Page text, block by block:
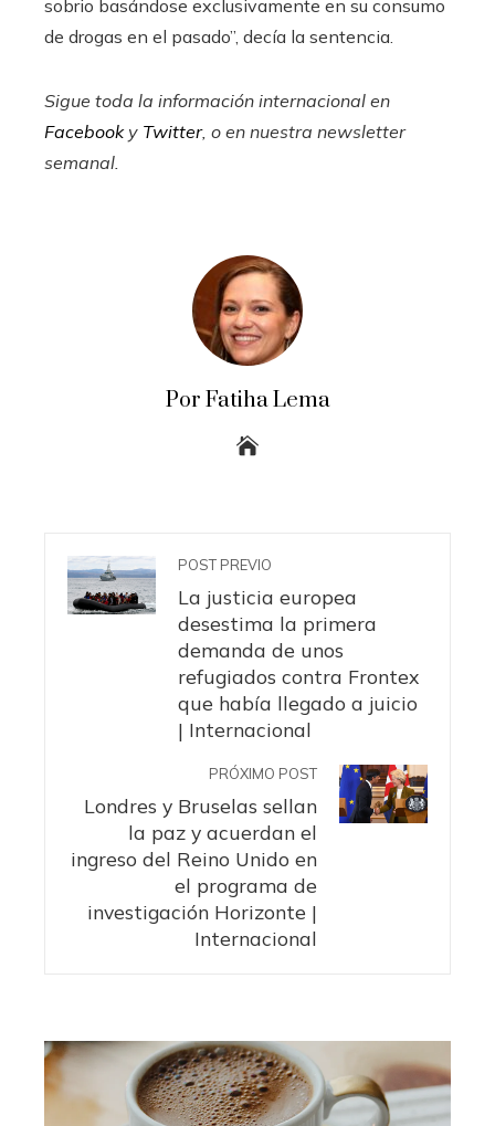
sobrio basándose exclusivamente en su consumo
de drogas en el pasado”, decía la sentencia.
Sigue toda la información internacional en
Facebooky Twitter, o en nuestra newsletter
semanal.
Por Fatiha Lema
POST PREVIO
La justicia europea
desestima la primera
demanda de unos
refugiados contra Frontex
que había llegado a juicio
| Internacional
PRÓXIMO POST
Londres y Bruselas sellan
la paz y acuerdan el
ingreso del Reino Unido en
el programa de
investigación Horizonte |
Internacional